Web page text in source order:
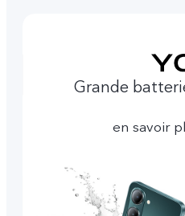
Grande
en savoir